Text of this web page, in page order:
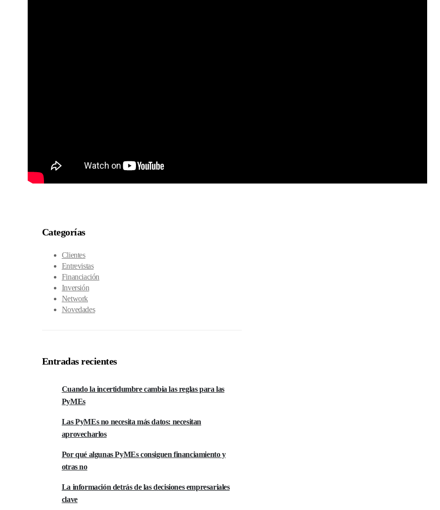
Categorías
Clientes
Entrevistas
Financiación
Inversión
Network
Novedades
Entradas recientes
Cuando la incertidumbre cambia las reglas para las
PyMEs
Las PyMEs no necesita más datos: necesitan
aprovecharlos
Por qué algunas PyMEs consiguen financiamiento y
otras no
La información detrás de las decisiones empresariales
clave